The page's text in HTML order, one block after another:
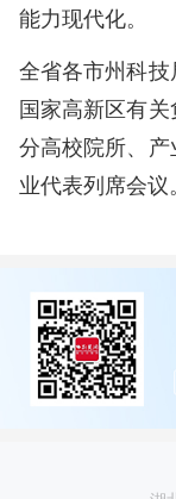
能力现代化。
全省各市州科
国家高新区有
分高校院所、
业代表列席会议。